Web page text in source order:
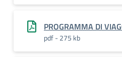
PROGRAMMA DI
pdf - 275 kb